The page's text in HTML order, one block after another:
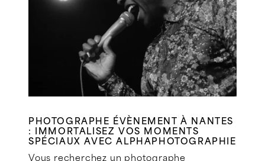
PHOTOGRAPHE ÉVÈNEMENT À NANTES
: IMMORTALISEZ VOS MOMENTS
SPÉCIAUX AVEC ALPHAPHOTOGRAPHIE
Vous recherchez un photographe